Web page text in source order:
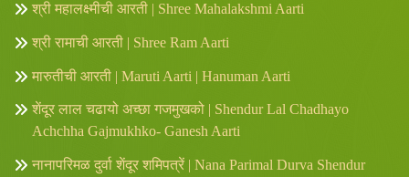
श्री महालक्ष्मीची आरती | Shree Mahalakshmi Aarti
श्री रामाची आरती | Shree Ram Aarti
मारुतीची आरती | Maruti Aarti | Hanuman Aarti
शेंदूर लाल चढायो अच्छा गजमुखको | Shendur Lal Chadhayo
Achchha Gajmukhko- Ganesh Aarti
नानापरिमळ दुर्वा शेंदूर शमिपत्रें | Nana Parimal Durva Shendur